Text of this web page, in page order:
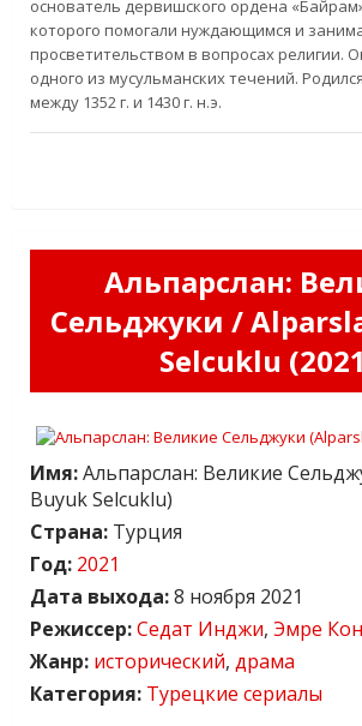
основатель дервишского ордена
которого помогали нуждающимся и
просветительством в вопросах религии.
одного из мусульманских течений.
между 1352 г. и 1430 г. н.э.
Альпарслан:
Сельджуки /
Selcuklu
Имя:Альпарслан: Великие
Buyuk Selcuklu)
Страна: Турция
Год: 2021
Дата выхода:8 ноября 2021
Режиссер:Седат Инджи, Эмре
Жанр: исторический, драма
Категория: Турецкие сериалы